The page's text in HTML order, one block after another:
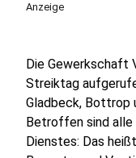
Anzeige
Die Gewerkschaft
Streiktag
Gladbeck, Bottrop
Betroffen sind
Dienstes: Das